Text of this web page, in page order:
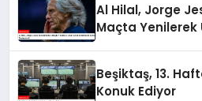
Al Hilal, Jorge
Maçta Yenilerek
Beşiktaş, 13.
Konuk Ediyor